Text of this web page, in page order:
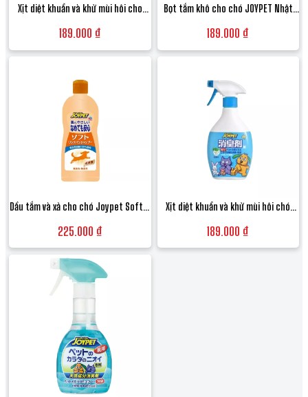
1. Cách dùng:
- Lấy một lượng bọt vừa đủ ra tay hoặc trực tiếp lên lông mèo.
- Massage nhẹ nhàng ngược chiều lông mọc để bọt thấm sâu và lấy đi bụi bẩn.
2. Lưu ý: Không dùng trên vùng da có vết thương hở.
3. Bảo quản: Đậy nắp sau khi dùng, để nơi thoáng mát, tránh ánh nắng trực tiếp.
Mua dầu tắm khô Joypet chính hãng ở đâu?
Happy Pet Family cam kết mang đến các sản phẩm chăm sóc thú cưng Joypet
chính hãng từ Nhật Bản. Chúng tôi giúp bạn chăm sóc vệ sinh cho mèo cưng một
Đặt hàng ngay để "cứu cánh" cho những chú mèo sợ nước luôn sạch thơm cùng
Happy Pet Family!
tam kho cho meo, dau tam kho joypet, joypet nhat ban, sua tam meo khong dung
nuoc, happy pet family, ve sinh cho meo so nuoc, tam kho meo 200ml
Xịt diệt khuẩn và khử mùi hôi cho
189.000 ₫
Bọt tắm khô cho chó JOYPET Nhật
nước - Chai 200ml
189.000 ₫
Dầu tắm và xả cho chó Joypet Soft 2
dịu nhẹ
225.000 ₫
Xịt diệt khuẩn và khử mùi hôi chó
Bản an toàn - Chai 400ml
189.000 ₫